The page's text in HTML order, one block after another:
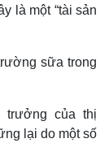
là một “tài sản
sữa trong
trưởng của thị
lại do một số